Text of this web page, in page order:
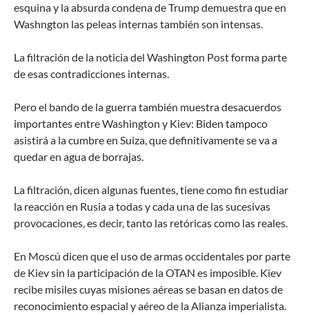
esquina y la absurda condena de Trump demuestra que en
Washngton las peleas internas también son intensas.
La filtración de la noticia del Washington Post forma parte
de esas contradicciones internas.
Pero el bando de la guerra también muestra desacuerdos
importantes entre Washington y Kiev: Biden tampoco
asistirá a la cumbre en Suiza, que definitivamente se va a
quedar en agua de borrajas.
La filtración, dicen algunas fuentes, tiene como fin estudiar
la reacción en Rusia a todas y cada una de las sucesivas
provocaciones, es decir, tanto las retóricas como las reales.
En Moscú dicen que el uso de armas occidentales por parte
de Kiev sin la participación de la OTAN es imposible. Kiev
recibe misiles cuyas misiones aéreas se basan en datos de
reconocimiento espacial y aéreo de la Alianza imperialista.